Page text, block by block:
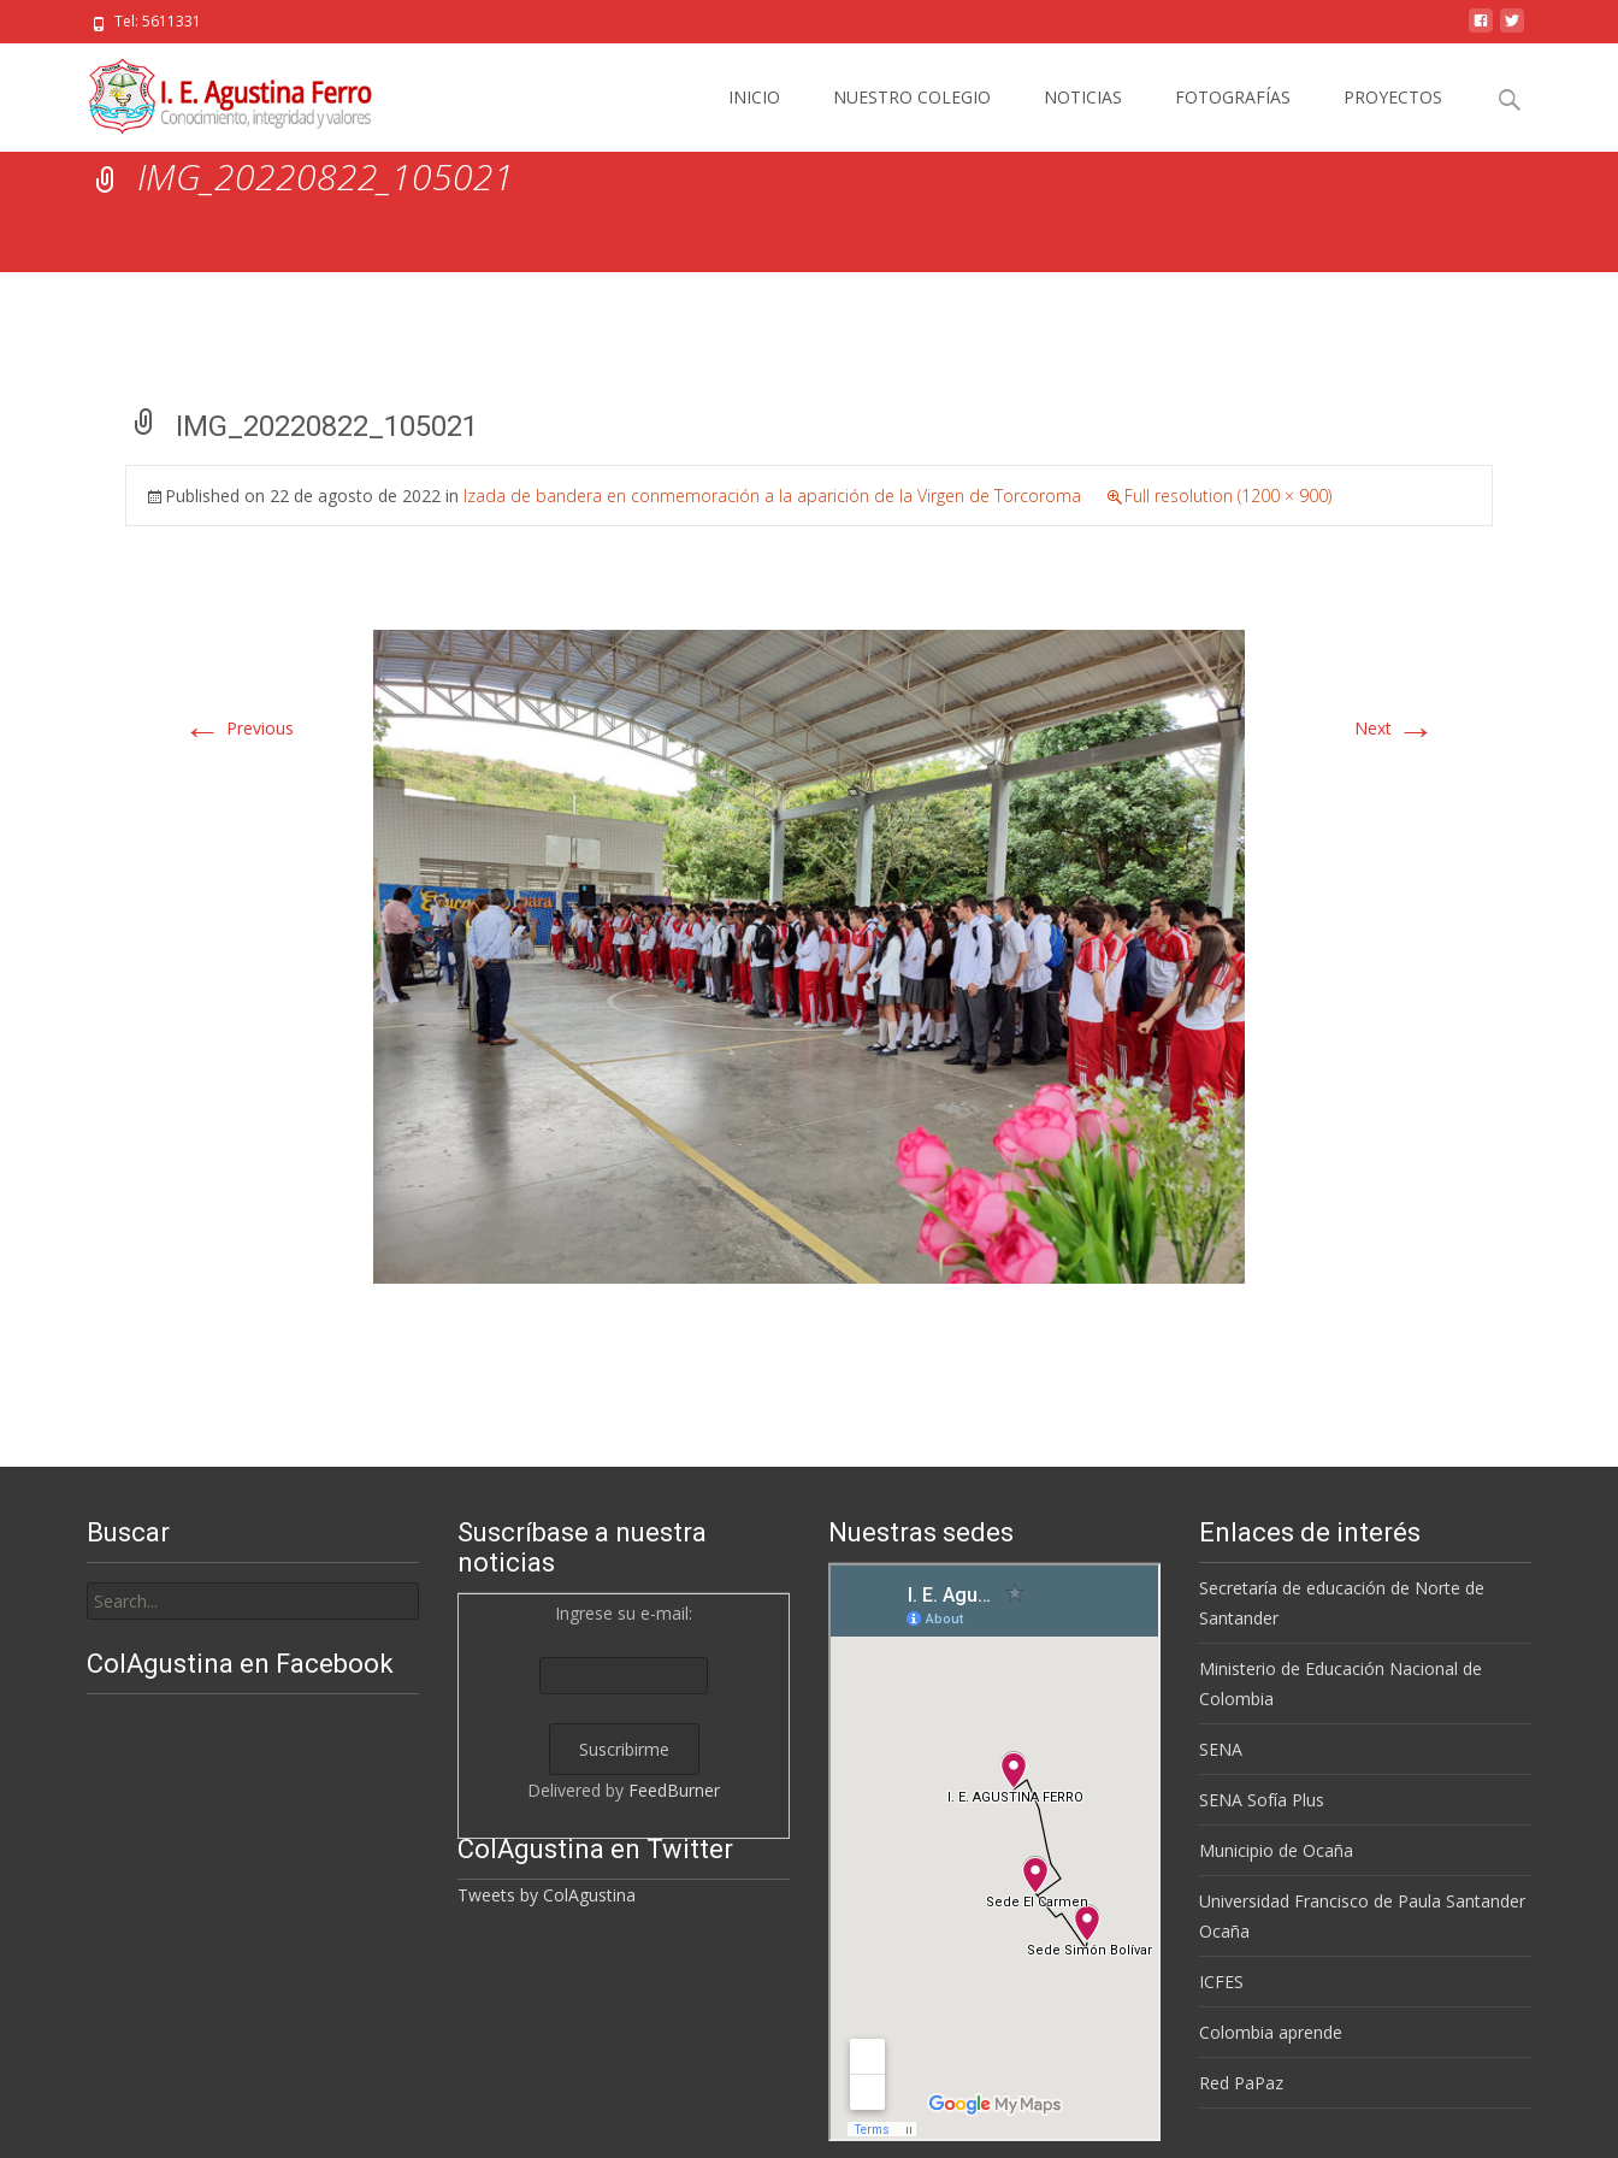
Tel: 5611331
INICIO NUESTRO COLEGIO NOTICIAS FOTOGRAFÍAS PROYECTOS
Search
IMG_20220822_105021
IMG_20220822_105021
Published on 22 de agosto de 2022 in Izada de bandera en conmemoración a la aparición de la Virgen de Torcoroma Full resolution (1200 × 900)
← Previous Next →
Buscar
for:
Suscríbase a nuestra
noticias
Ingrese su e-mail:
Delivered by FeedBurner
Nuestras sedes Enlaces de interés
Secretaría de educación de Norte de
Santander
Ministerio de Educación Nacional de
Colombia
SENA
SENA Sofía Plus
Municipio de Ocaña
Universidad Francisco de Paula Santander
Ocaña
ICFES
Colombia aprende
Red PaPaz
ColAgustina en Facebook
ColAgustina en Twitter
Tweets by ColAgustina